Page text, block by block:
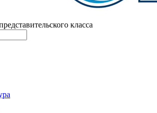
класса